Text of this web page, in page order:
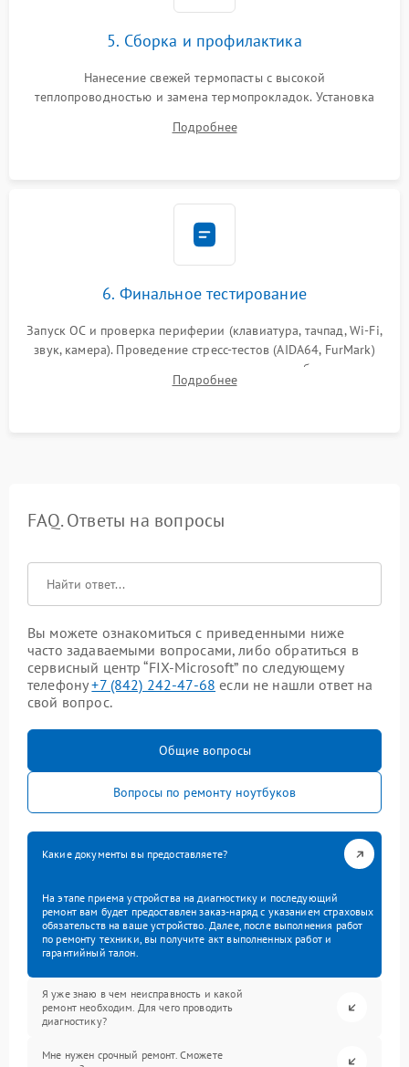
5. Сборка и профилактика
Нанесение свежей термопасты с высокой
теплопроводностью и замена термопрокладок. Установка
шлейфов, модулей памяти и накопителей. Предварительная
Подробнее
6. Финальное тестирование
Запуск ОС и проверка периферии (клавиатура, тачпад, Wi-Fi,
звук, камера). Проведение стресс-тестов (AIDA64, FurMark)
для контроля температурного режима и стабильности
системы под пиковой нагрузкой.
Подробнее
FAQ. Ответы на вопросы
Вы можете ознакомиться с приведенными ниже
часто задаваемыми вопросами, либо обратиться в
сервисный центр “FIX-Microsoft” по следующему
телефону+7 (842) 242-47-68 если не нашли ответ на
свой вопрос.
Общие вопросы
Вопросы по ремонту ноутбуков
Какие документы вы предоставляете?
На этапе приема устройства на диагностику и последующий
ремонт вам будет предоставлен заказ-наряд с указанием страховых
обязательств на ваше устройство. Далее, после выполнения работ
по ремонту техники, вы получите акт выполненных работ и
гарантийный талон.
Я уже знаю в чем неисправность и какой
ремонт необходим. Для чего проводить
диагностику?
Мне нужен срочный ремонт. Сможете